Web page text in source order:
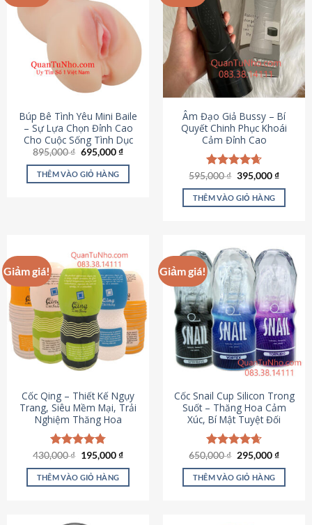
biến
thể.
chọn
thể
chọn
trên
trang
sản
phẩm
Búp Bê Tình Yêu Mini Baile
– Sự Lựa Chọn Đỉnh Cao
Cho Cuộc Sống Tình Dục
895,000₫ Giá
là:
895,000 ₫.
695,000₫Giá
tại
THÊM VÀO GIỎ HÀNG
Âm Đạo Giả Bussy – Bí
Quyết Chinh Phục Khoái
Cảm Đỉnh Cao
Được xếp
hạng4.64
5 sao
595,000₫ Giá
là:
595,000 ₫.
395,000₫Giá
tại
THÊM VÀO GIỎ HÀNG
Giảm giá!
Cốc Qing – Thiết Kế Ngụy
Trang, Siêu Mềm Mại, Trải
Nghiệm Thăng Hoa
Được xếp
hạng4.78
5 sao
430,000₫ Giá
là:
430,000 ₫.
195,000₫Giá
tại
THÊM VÀO GIỎ HÀNG
Giảm giá!
Cốc Snail Cup Silicon Trong
Suốt – Thăng Hoa Cảm
Xúc, Bí Mật Tuyệt Đối
Được xếp
hạng4.69
5 sao
650,000₫ Giá
là:
650,000 ₫.
295,000₫Giá
tại
THÊM VÀO GIỎ HÀNG